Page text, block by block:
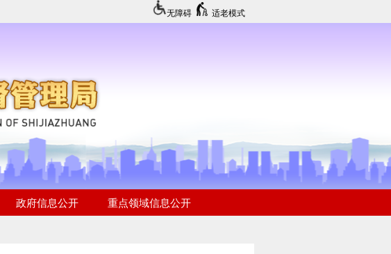
无障碍 适老模式